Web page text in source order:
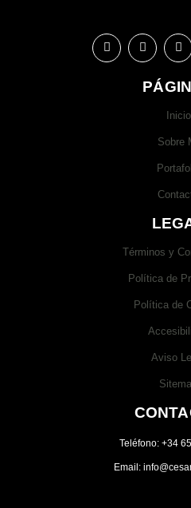
Inicio
Sobre
Términos y
Política de
Política de
Aviso
Teléfono: +34
Email: